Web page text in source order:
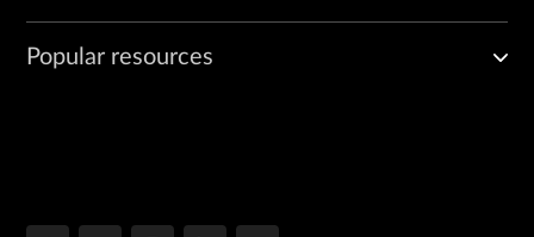
Popular resources